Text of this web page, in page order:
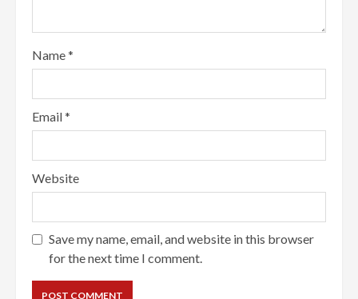
Name*
Email*
Website
Save my name, email, and website in this browser
for the next time I comment.